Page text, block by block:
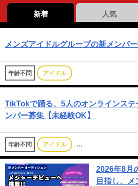
新着 人気
メンズアイドルグループの新メンバ
年齢不問 アイドル
TikTokで踊る、5人のオンラインステ
ンバー募集【未経験OK】
年齢不問 アイドル …
2026年8月
目指し、